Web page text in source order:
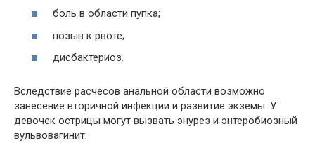
боль в области пупка;
позыв к рвоте;
дисбактериоз.
Вследствие расчесов анальной области возможно
занесение вторичной инфекции и развитие экземы. У
девочек острицы могут вызвать энурез и энтеробиозный
вульвовагинит.